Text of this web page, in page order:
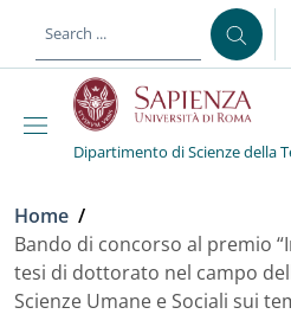
Dipartimento di Scienze della
Breadcrumb
Home /
Bando di concorso al premio
tesi di dottorato nel campo
Scienze Umane e Sociali sui